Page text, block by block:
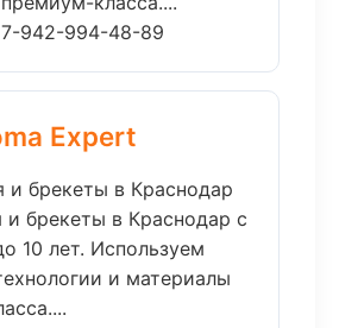
942-994-48-89
Expert
и брекеты в Краснодар
и брекеты в Краснодар с
10 лет. Используем
и материалы